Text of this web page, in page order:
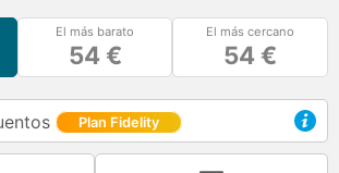
El más barato
54 €
El más cercano
54 €
Plan Fidelity